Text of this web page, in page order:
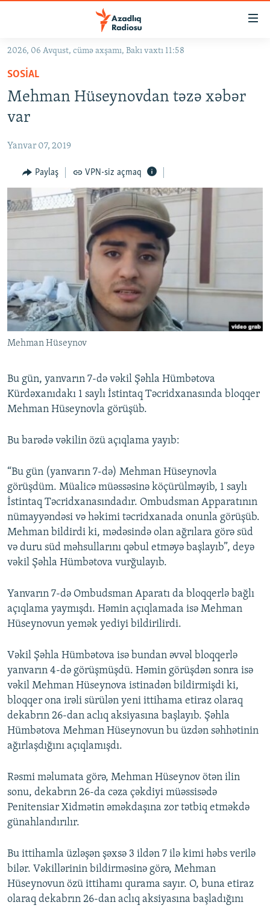
Əsas
qayıt
Əsas
qayıt
GÜNDƏM
#İZAHLA
FƏRQƏ BAX
QANUNI DOĞRU
ARAŞDIRMA
MULTIMEDIA
İNFOQRAFIKA
KARIKATURA
AZƏRBAYCAN ƏDƏBIYYATI KITABXANASI
İSLAM VƏ DEMOKRATIYA
İZ - MƏDƏNIYYƏT PROQRAMI
MISSIYAMIZ
PEŞƏ ETIKASI VƏ JURNALISTIKA STANDARTLARIMIZ
MATERIALLARIMIZDAN ISTIFADƏ
AZADLIQRADIOSU MOBIL TELEFONUNUZDA
XƏBƏR BÜLLETENLƏRIMIZ
BIZI IZLƏ
RFE/RL-in bütün saytları
2026, 06 Avqust, cümə axşamı, Bakı vaxtı 11:58
SOSIAL
Mehman Hüseynovdan təzə xəbər
var
Yanvar 07, 2019
Paylaş VPN-siz açmaq
Mehman Hüseynov
Bu gün, yanvarın 7-də vəkil Şəhla Hümbətova
Kürdəxanıdakı 1 saylı İstintaq Təcridxanasında bloqqer
Mehman Hüseynovla görüşüb.
Bu barədə vəkilin özü açıqlama yayıb:
“Bu gün (yanvarın 7-də) Mehman Hüseynovla
görüşdüm. Müalicə müəssəsinə köçürülməyib, 1 saylı
İstintaq Təcridxanasındadır. Ombudsman Apparatının
nümayyəndəsi və həkimi təcridxanada onunla görüşüb.
Mehman bildirdi ki, mədəsində olan ağrılara görə süd
və duru süd məhsullarını qəbul etməyə başlayıb”, deyə
vəkil Şəhla Hümbətova vurğulayıb.
Yanvarın 7-də Ombudsman Aparatı da bloqqerlə bağlı
açıqlama yaymışdı. Həmin açıqlamada isə Mehman
Hüseynovun yemək yediyi bildirilirdi.
Vəkil Şəhla Hümbətova isə bundan əvvəl bloqqerlə
yanvarın 4-də görüşmüşdü. Həmin görüşdən sonra isə
vəkil Mehman Hüseynova istinadən bildirmişdi ki,
bloqqer ona irəli sürülən yeni ittihama etiraz olaraq
dekabrın 26-dan aclıq aksiyasına başlayıb. Şəhla
Hümbətova Mehman Hüseynovun bu üzdən səhhətinin
ağırlaşdığını açıqlamışdı.
Rəsmi məlumata görə, Mehman Hüseynov ötən ilin
sonu, dekabrın 26-da cəza çəkdiyi müəssisədə
Penitensiar Xidmətin əməkdaşına zor tətbiq etməkdə
günahlandırılır.
Bu ittihamla üzləşən şəxsə 3 ildən 7 ilə kimi həbs verilə
bilər. Vəkillərinin bildirməsinə görə, Mehman
Hüseynovun özü ittihamı qurama sayır. O, buna etiraz
olaraq dekabrın 26-dan aclıq aksiyasına başladığını